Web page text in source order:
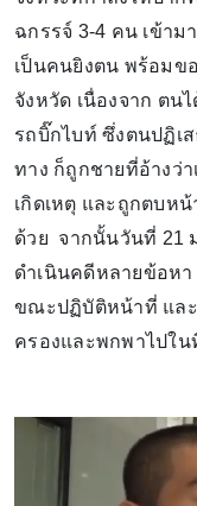
ฉกรรจ์ 3-4 คน เข้าม
เป็นคนยิงตน พร้อมข
จังหวัด เนื่องจาก ตน
รถบิ๊กไบท์ ซึ่งตนปฏิเ
ทาง ก็ถูกชายที่อ้างว่
เกิดเหตุ และถูกตบห
ด้วย จากนั้นวันที่ 21
ดำเนินคดีหลายข้อห
ขณะปฏิบัติหน้าที่ แล
ครองและพกพาไปใ